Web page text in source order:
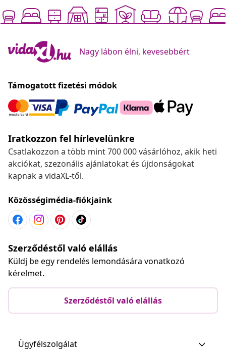
Nagy lábon élni, kevesebbért
Támogatott fizetési módok
Iratkozzon fel hírlevelünkre
Csatlakozzon a több mint 700 000 vásárlóhoz, akik heti
akciókat, szezonális ajánlatokat és újdonságokat
kapnak a vidaXL-től.
Közösségimédia-fiókjaink
Szerződéstől való elállás
Küldj be egy rendelés lemondására vonatkozó
kérelmet.
Szerződéstől való elállás
Ügyfélszolgálat